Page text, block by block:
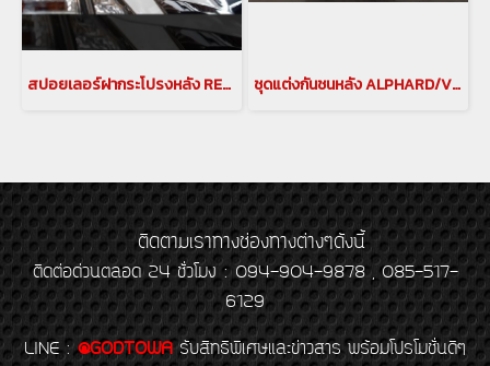
สปอยเลอร์ฝากระโปรงหลัง REAR GATE SPOILER สำหรับรถยนต์ อัลพาร์ด / เวลไฟร์ 20 ALPHARD / VELLFIRE 20 ชุดแต่งกันชนหลัง ALPHARD/VELLFIRE 20 แปลงหลังอัลพาร์ด เวลไฟร์ 20 กันชนหลัง สเกิร์ตหลังอัลพาร์ด เวลไฟร์ 20 กันชนอัลพาร์ด เวลไฟร์ กันชนALPHARD
ติดตามเราทางช่องทางต่างๆดังนี้
ติดต่อด่วนตลอด 24 ชั่วโมง : 094-904-9878 , 085-517-
6129
LINE : @GODTOWA รับสิทธิพิเศษและข่าวสาร พร้อมโปรโมชั่นดีๆ